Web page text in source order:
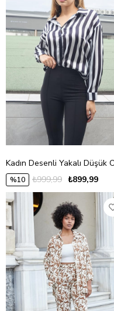
%10 ₺899,99
₺999,99